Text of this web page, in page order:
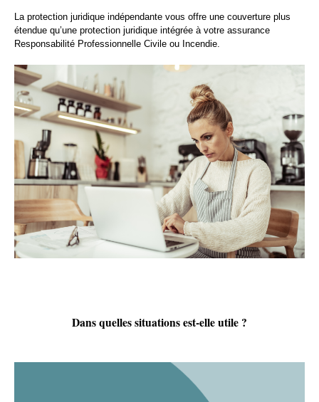
La protection juridique indépendante vous offre une couverture plus
étendue qu’une protection juridique intégrée à votre assurance
Responsabilité Professionnelle Civile ou Incendie.
Dans quelles situations est-elle utile ?